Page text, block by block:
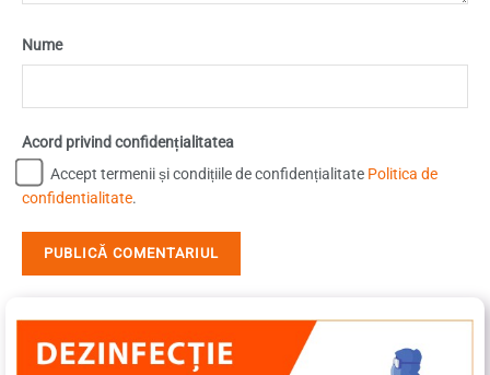
Nume
Acord privind confidențialitatea
Accept termenii și condițiile de confidențialitate Politica de
confidentialitate.